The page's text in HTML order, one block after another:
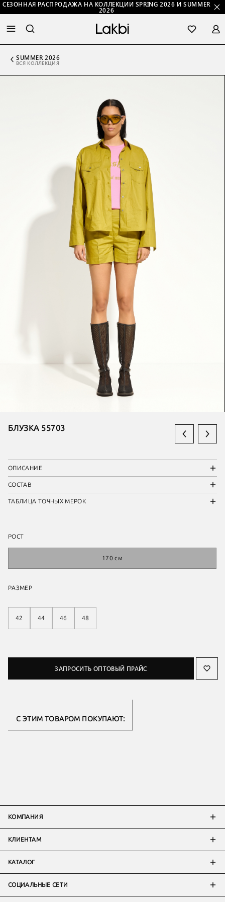
СЕЗОННАЯ РАСПРОДАЖА НА КОЛЛЕКЦИИ SPRING 2026 И SUMMER
2026
SUMMER 2026
ВСЯ КОЛЛЕКЦИЯ
БЛУЗКА 55703
ОПИСАНИЕ
СОСТАВ
ТАБЛИЦА ТОЧНЫХ МЕРОК
РОСТ
170 см
РАЗМЕР
42 44 46 48
ЗАПРОСИТЬ ОПТОВЫЙ ПРАЙС
С ЭТИМ ТОВАРОМ ПОКУПАЮТ:
КОМПАНИЯ
КЛИЕНТАМ
КАТАЛОГ
СОЦИАЛЬНЫЕ СЕТИ